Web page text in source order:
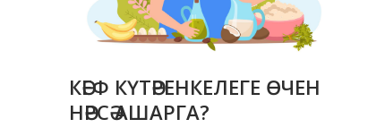
КӘЕФ КҮТӘРЕНКЕЛЕГЕ ӨЧЕН
НӘРСӘ АШАРГА?